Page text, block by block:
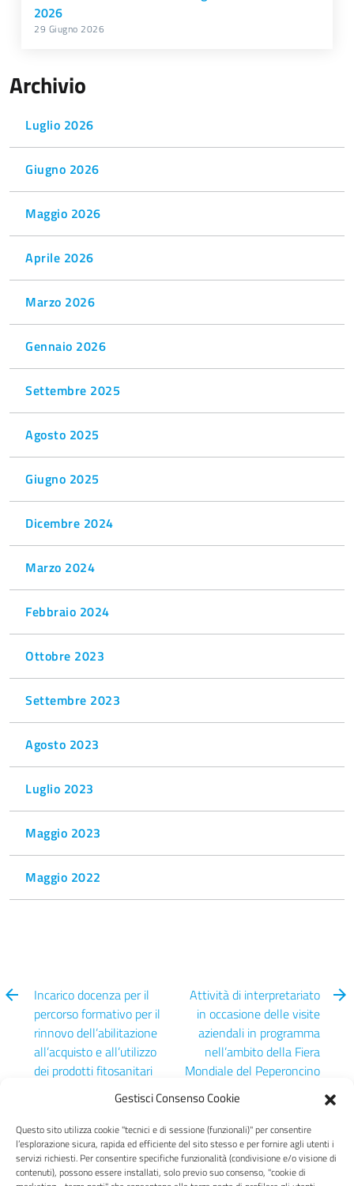
Gestisci Consenso Cookie
Questo sito utilizza cookie "tecnici e di sessione (funzionali)" per consentire
l’esplorazione sicura, rapida ed efficiente del sito stesso e per fornire agli utenti i
servizi richiesti. Per consentire specifiche funzionalità (condivisione e/o visione di
contenuti), possono essere installati, solo previo suo consenso, "cookie di
2026
29 Giugno 2026
Archivio
Luglio 2026
Giugno 2026
Maggio 2026
Aprile 2026
Marzo 2026
Gennaio 2026
Settembre 2025
Agosto 2025
Giugno 2025
Dicembre 2024
Marzo 2024
Febbraio 2024
Ottobre 2023
Settembre 2023
Agosto 2023
Luglio 2023
Maggio 2023
Maggio 2022
Incarico docenza per il
percorso formativo per il
rinnovo dell’abilitazione
all’acquisto e all’utilizzo
dei prodotti fitosanitari
mese giugno 2026
Attività di interpretariato
in occasione delle visite
aziendali in programma
nell’ambito della Fiera
Mondiale del Peperoncino